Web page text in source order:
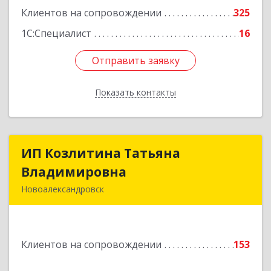
Клиентов на сопровождении
325
1С:Специалист
16
Отправить заявку
Показать контакты
Отправить заявку
Назад
ИП Козлитина Татьяна
Владимировна
Новоалександровск
Клиентов на сопровождении 153
ИП Козлитина Татьяна
Подробнее